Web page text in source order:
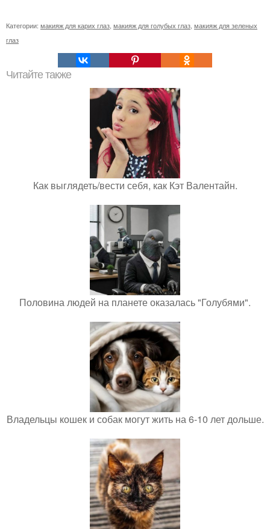
Категории: макияж для карих глаз макияж для голубых глаз макияж для зеленых
глаз
Читайте также
Как выглядеть/вести себя, как Кэт Валентайн.
Половина людей на планете оказалась "Голубями".
Владельцы кошек и собак могут жить на 6-10 лет дольше.